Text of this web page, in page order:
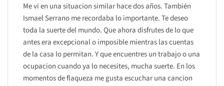
Me vi en una situacion similar hace dos años. También
Ismael Serrano me recordaba lo importante. Te deseo
toda la suerte del mundo. Que ahora disfrutes de lo que
antes era excepcional o imposible mientras las cuentas
de la casa lo permitan. Y que encuentres un trabajo o una
ocupacion cuando ya lo necesites, mucha suerte. En los
momentos de flaqueza me gusta escuchar una cancion